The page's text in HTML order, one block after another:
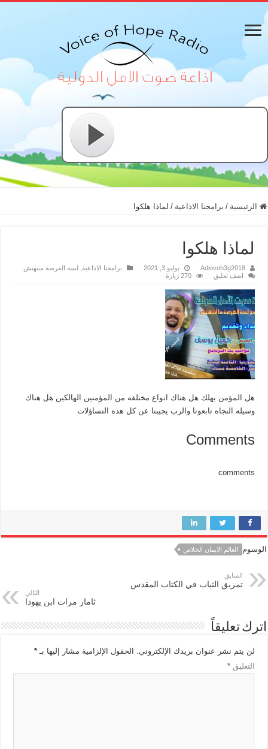
الرئيسية / برامجنا الاذاعية / لماذا هلكوا
لماذا هلكوا
Adiovoh3g2018 يوليو 3, 2021 برامجنا الاذاعية ,لسه الفرصة منتهتش
اضف تعليق
270 زيارة
هل المؤمن يهلك هل هناك انواع مختلفه من المؤمنين الهالكين هل هناك
وسيله النجاه تابعونا والرب يجيبنا عن كل هذه التساؤلات
Comments
comments
الوسوم العالم الايمان الخلاص
السابق
تمزيق الثياب في الكتاب المقدس
التالي
ثامار مرات ابن يهوذا
اترك تعليقاً
لن يتم نشر عنوان بريدك الإلكتروني. الحقول الإلزامية مشار إليها بـ*
التعليق*